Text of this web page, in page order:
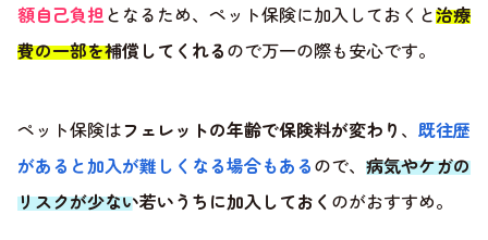
額自己負担となるため、ペット保険に加入しておくと治療
費の一部を補償してくれるので万一の際も安心です。
ペット保険はフェレットの年齢で保険料が変わり 、 既往歴
があると加入が難しくなる場合もあるので、 病気やケガの
リスクが少ない若いうちに加入しておく のがおすすめ。